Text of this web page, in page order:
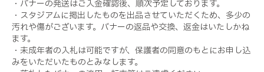
・バナーの発送はご入金確認後、順次予定しております。
・スタジアムに掲出したものを出品させていただくため、多少の
汚れや傷がございます。バナーの返品や交換、返金はいたしかね
ます。
・未成年者の入札は可能ですが、保護者の同意のもとにお申し込
みをいただいたものとみなします。